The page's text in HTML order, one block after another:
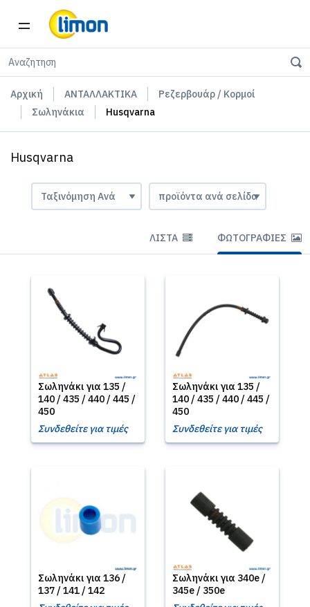
Αρχική ΑΝΤΑΛΛΑΚΤΙΚΑ
Ρεζερβουάρ / Κορμοί
Σωληνάκια
Husqvarna
Husqvarna
ΛΊΣΤΑ ΦΩΤΟΓΡΑΦΊΕΣ
Σωληνάκι για 135 /
140 / 435 / 440 / 445 /
450
Συνδεθείτε για τιμές
Σωληνάκι για 135 /
140 / 435 / 440 / 445 /
450
Συνδεθείτε για τιμές
Σωληνάκι για 136 /
137 / 141 / 142
Σωληνάκι για 340e /
345e / 350e